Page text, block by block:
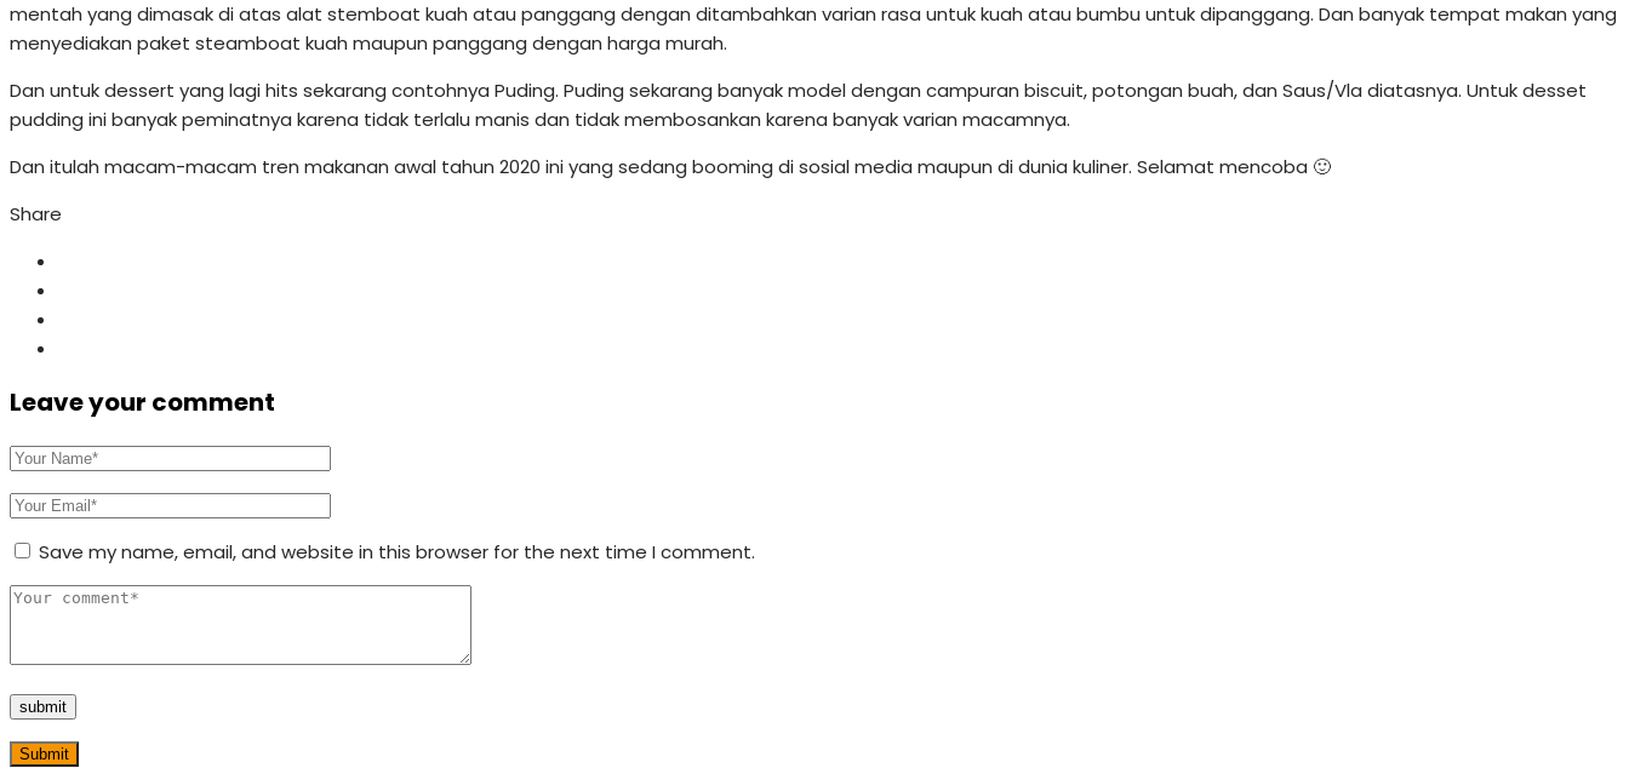
mentah yang dimasak di atas alat stemboat kuah atau panggang dengan ditambahkan varian rasa untuk kuah atau bumbu untuk dipanggang. Dan banyak tempat makan yang
menyediakan paket steamboat kuah maupun panggang dengan harga murah.
Dan untuk dessert yang lagi hits sekarang contohnya Puding. Puding sekarang banyak model dengan campuran biscuit, potongan buah, dan Saus/Vla diatasnya. Untuk desset
pudding ini banyak peminatnya karena tidak terlalu manis dan tidak membosankan karena banyak varian macamnya.
Dan itulah macam-macam tren makanan awal tahun 2020 ini yang sedang booming di sosial media maupun di dunia kuliner. Selamat mencoba 🙂
Share
Leave your comment
Save my name, email, and website in this browser for the next time I comment.
Submit